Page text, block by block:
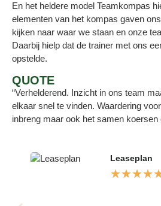
En het heldere model Teamkompas
elementen van het kompas gaven
kijken naar waar we staan en onze
Daarbij hielp dat de trainer met ons
opstelde.
QUOTE
“Verhelderend. Inzicht in ons team
elkaar snel te vinden. Waardering
inbreng maar ook het samen koersen
Leaseplan
★★★★